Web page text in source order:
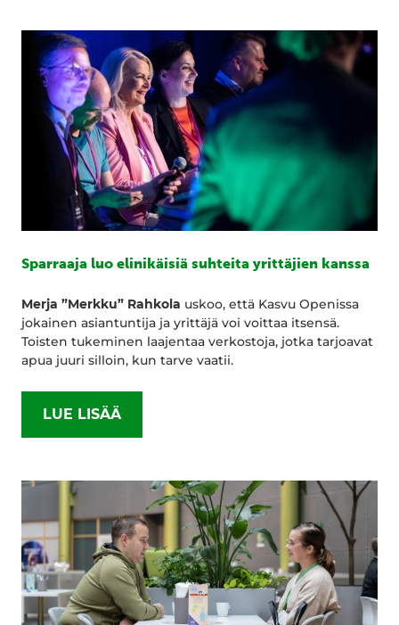
Sparraaja luo elinikäisiä suhteita yrittäjien kanssa
Merja ”Merkku” Rahkola uskoo, että Kasvu Openissa
jokainen asiantuntija ja yrittäjä voi voittaa itsensä.
Toisten tukeminen laajentaa verkostoja, jotka tarjoavat
apua juuri silloin, kun tarve vaatii.
LUE LISÄÄ